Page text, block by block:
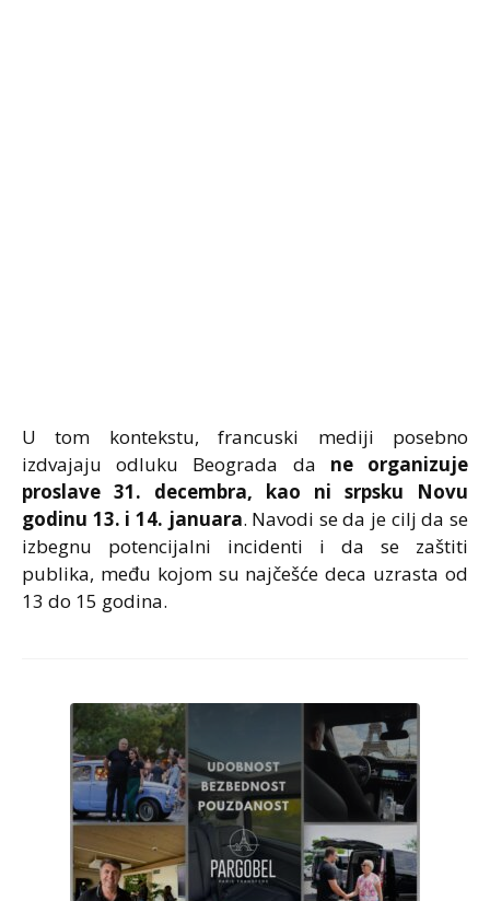
U tom kontekstu, francuski mediji posebno
izdvajaju odluku Beograda da ne organizuje
proslave 31. decembra, kao ni srpsku Novu
godinu 13. i 14. januara. Navodi se da je cilj da se
izbegnu potencijalni incidenti i da se zaštiti
publika, među kojom su najčešće deca uzrasta od
13 do 15 godina.